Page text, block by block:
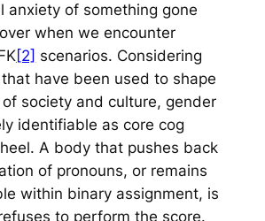
anxiety of something gone
when we encounter
[2] scenarios. Considering
have been used to shape
society and culture, gender
identifiable as core cog
A body that pushes back
of pronouns, or remains
within binary assignment, is
to perform the score.